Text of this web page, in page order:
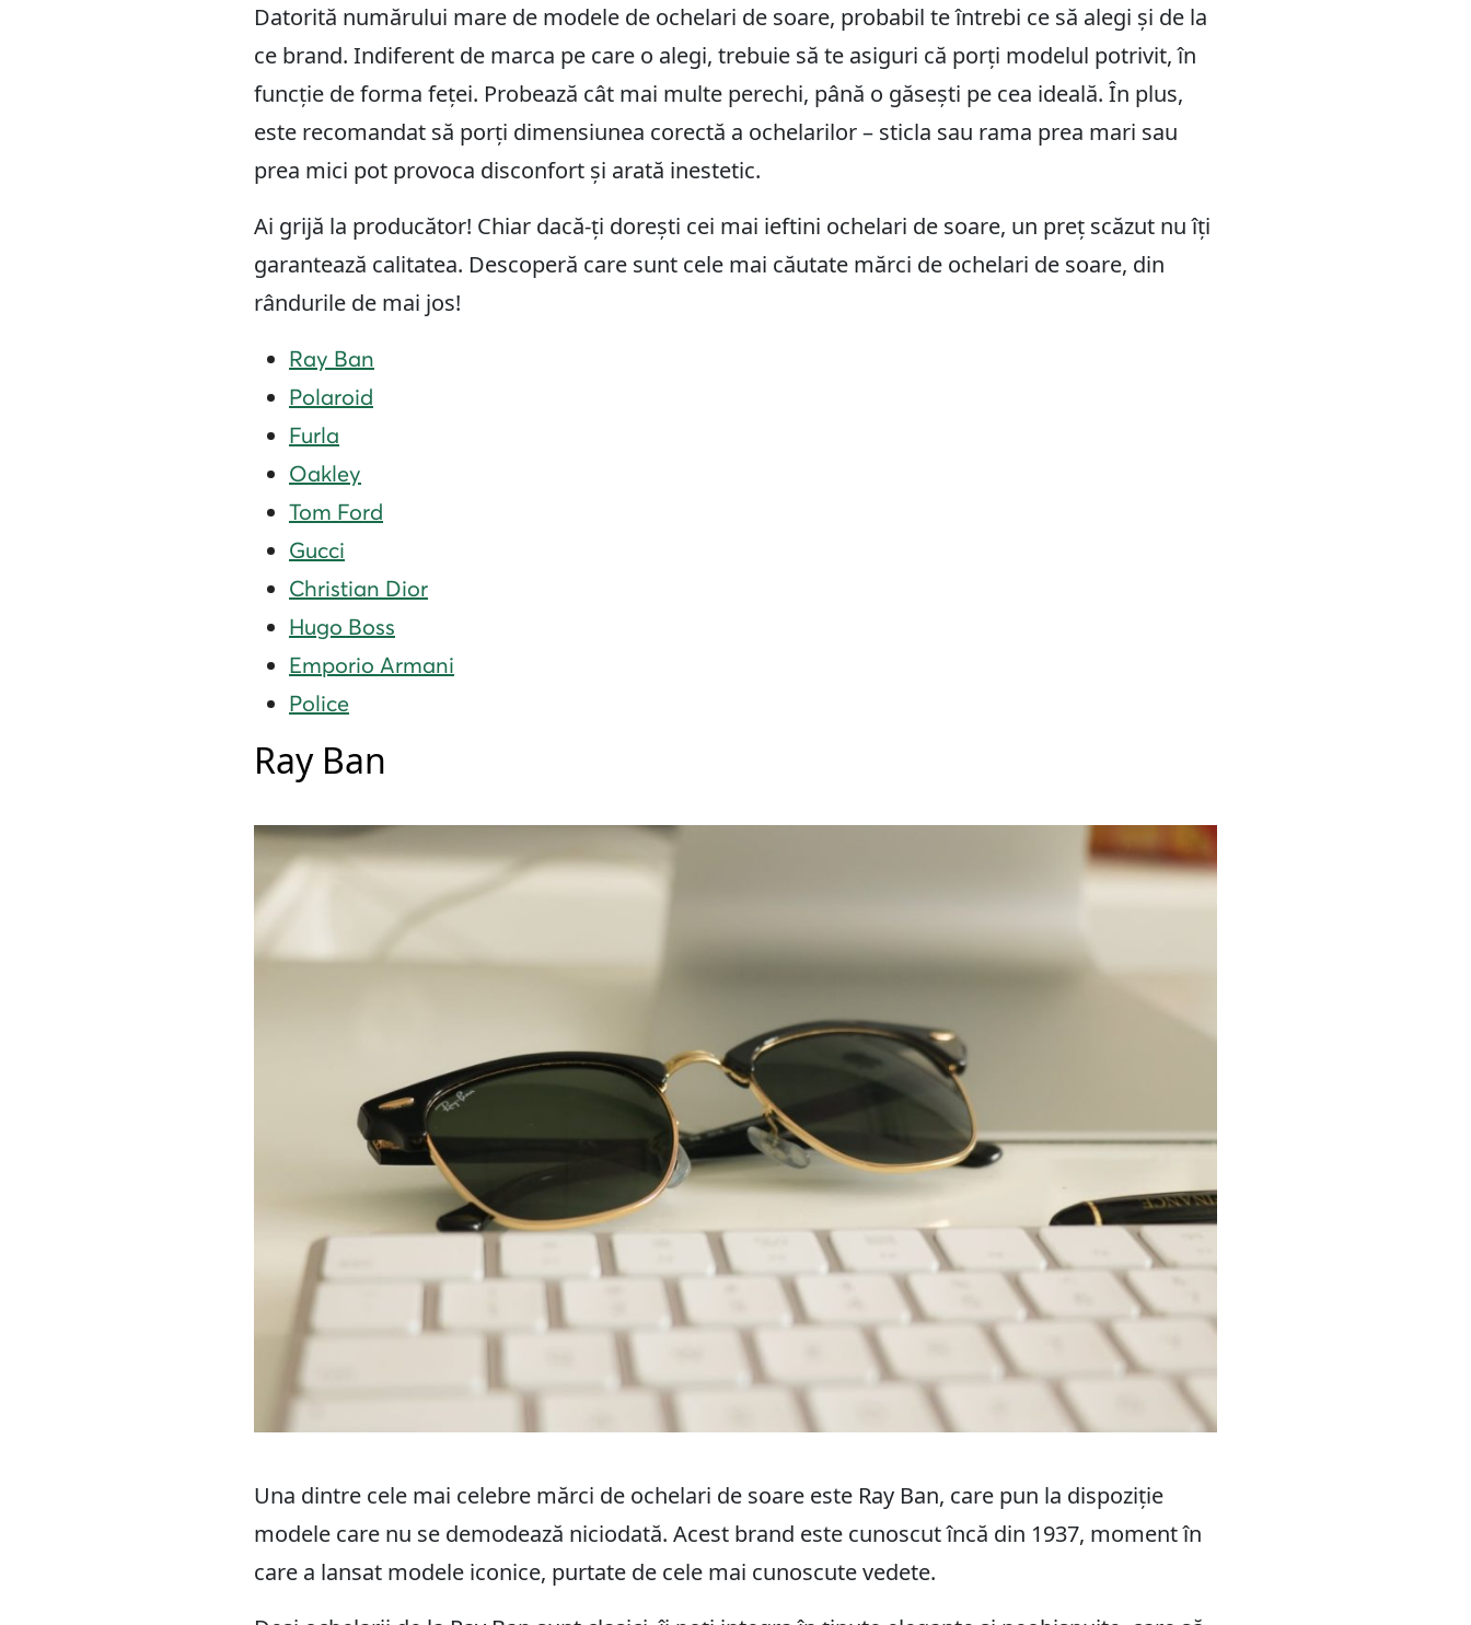
Datorită numărului mare de modele de ochelari de soare, probabil te întrebi ce să alegi și de la
ce brand. Indiferent de marca pe care o alegi, trebuie să te asiguri că porți modelul potrivit, în
funcție de forma feței. Probează cât mai multe perechi, până o găsești pe cea ideală. În plus,
este recomandat să porți dimensiunea corectă a ochelarilor – sticla sau rama prea mari sau
prea mici pot provoca disconfort și arată inestetic.
Ai grijă la producător! Chiar dacă-ți dorești cei mai ieftini ochelari de soare, un preț scăzut nu îți
garantează calitatea. Descoperă care sunt cele mai căutate mărci de ochelari de soare, din
rândurile de mai jos!
Ray Ban
Polaroid
Furla
Oakley
Tom Ford
Gucci
Christian Dior
Hugo Boss
Emporio Armani
Police
Ray Ban
Una dintre cele mai celebre mărci de ochelari de soare este Ray Ban, care pun la dispoziție
modele care nu se demodează niciodată. Acest brand este cunoscut încă din 1937, moment în
care a lansat modele iconice, purtate de cele mai cunoscute vedete.